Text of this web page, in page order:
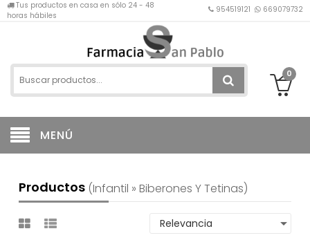
Tus productos en casa en sólo 24 - 48
horas hábiles
954519121 669079732
0
MENÚ
Productos (infantil » Biberones Y Tetinas)